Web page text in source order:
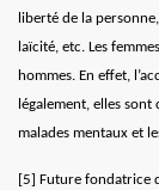
liberté de la
laïcité, etc. Les
hommes. En effet,
légalement, elles sont
malades mentaux et
[5]
Future fondatrice